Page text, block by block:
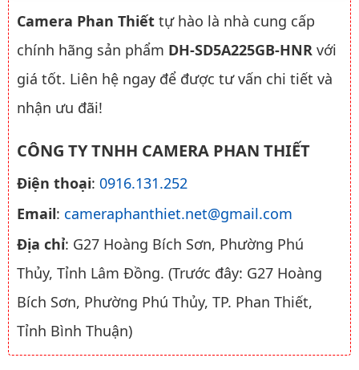
Camera Phan Thiết tự hào là nhà cung cấp
chính hãng sản phẩm DH-SD5A225GB-HNR với
giá tốt. Liên hệ ngay để được tư vấn chi tiết và
nhận ưu đãi!
CÔNG TY TNHH CAMERA PHAN THIẾT
Điện thoại: 0916.131.252
Email: cameraphanthiet.net@gmail.com
Địa chỉ: G27 Hoàng Bích Sơn, Phường Phú
Thủy, Tỉnh Lâm Đồng. (Trước đây: G27 Hoàng
Bích Sơn, Phường Phú Thủy, TP. Phan Thiết,
Tỉnh Bình Thuận)